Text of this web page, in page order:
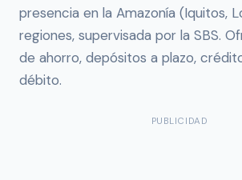
presencia en la Amazonía (Iquitos,
regiones, supervisada por la SBS.
de ahorro, depósitos a plazo,
débito.
PUBLICIDAD